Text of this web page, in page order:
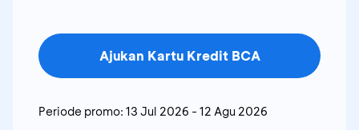
Ajukan Kartu Kredit BCA
Periode promo: 13 Jul 2026 - 12 Agu 2026